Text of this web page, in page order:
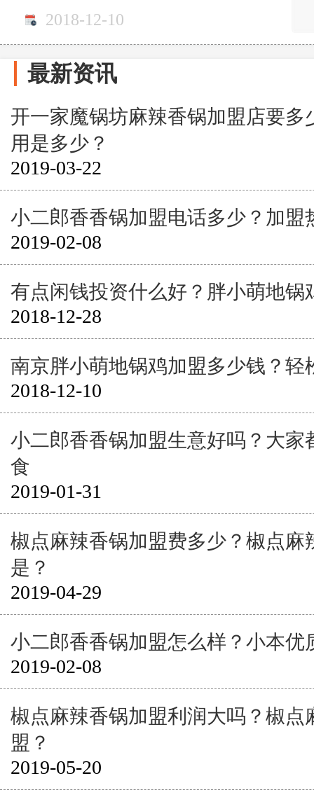
2018-12-10
最新资讯
开一家魔锅坊麻辣香锅加盟店要多
用是多少？
2019-03-22
小二郎香香锅加盟电话多少？加盟
2019-02-08
有点闲钱投资什么好？胖小萌地锅
2018-12-28
南京胖小萌地锅鸡加盟多少钱？轻
2018-12-10
小二郎香香锅加盟生意好吗？大家
食
2019-01-31
椒点麻辣香锅加盟费多少？椒点麻
是？
2019-04-29
小二郎香香锅加盟怎么样？小本优
2019-02-08
椒点麻辣香锅加盟利润大吗？椒点
盟？
2019-05-20